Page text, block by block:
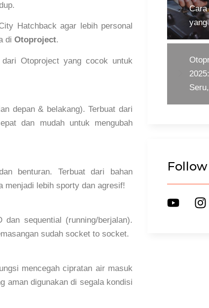
Hatchback agar lebih personal
di Otoproject.
Otoproject yang cocok untuk
depan & belakang). Terbuat dari
dan mudah untuk mengubah
benturan. Terbuat dari bahan
menjadi lebih sporty dan agresif!
sequential (running/berjalan).
sudah socket to socket.
mencegah cipratan air masuk
aman digunakan di segala kondisi
yang